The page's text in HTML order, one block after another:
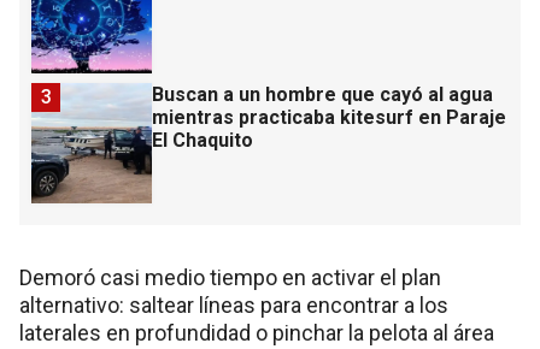
Buscan a un hombre que cayó al agua
mientras practicaba kitesurf en Paraje
El Chaquito
3
Demoró casi medio tiempo en activar el plan
alternativo: saltear líneas para encontrar a los
laterales en profundidad o pinchar la pelota al área